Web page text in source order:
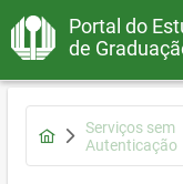
Portal do
de
Serviços sem
Autenticação